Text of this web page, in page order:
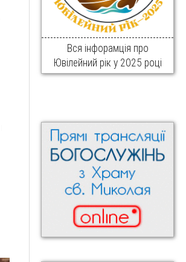
Вся інфорамція про
Ювілейний рік у 2025 році